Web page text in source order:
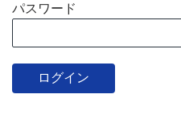
パスワード